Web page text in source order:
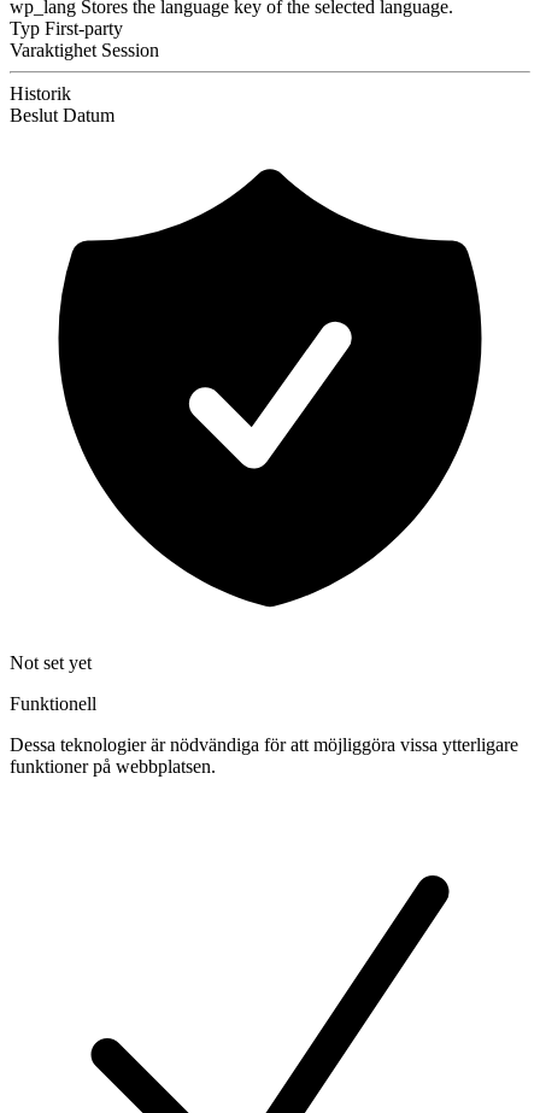
wp_lang Stores the language key of the selected language.
Typ First-party
Varaktighet Session
Historik
Beslut Datum
Not set yet
Funktionell
Dessa teknologier är nödvändiga för att möjliggöra vissa ytterligare
funktioner på webbplatsen.